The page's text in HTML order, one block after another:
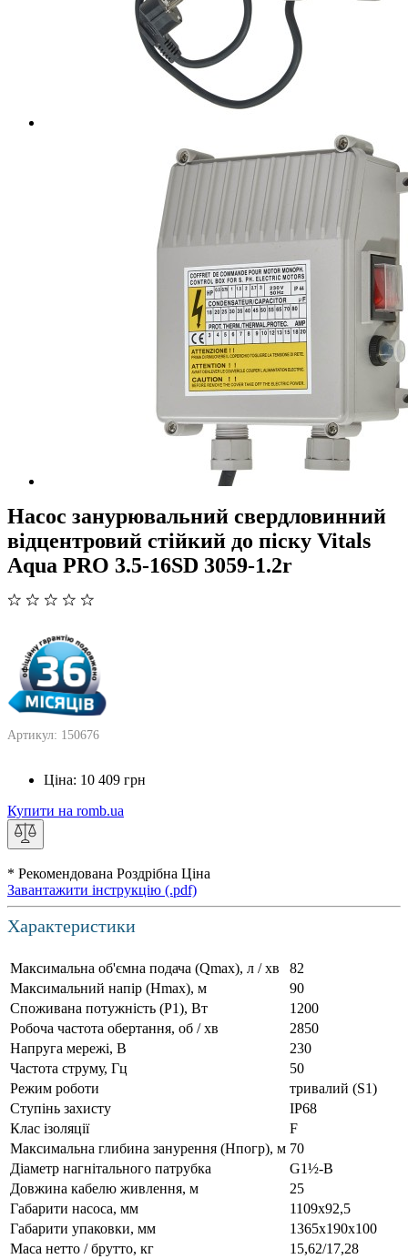
Насос занурювальний свердловинний
відцентровий стійкий до піску Vitals
Aqua PRO 3.5-16SD 3059-1.2r
Артикул: 150676
Ціна: 10 409 грн
Купити на romb.ua
* Рекомендована Роздрібна Ціна
Завантажити інструкцію (.pdf)
Характеристики
Максимальна об'ємна подача (Qmax), л / хв
82
Максимальний напір (Нmax), м
90
Споживана потужність (Р1), Вт
1200
Робоча частота обертання, об / хв
2850
Напруга мережі, В
230
Частота струму, Гц
50
Режим роботи
тривалий (S1)
Ступінь захисту
IP68
Клас ізоляції
F
Максимальна глибина занурення (Нпогр), м 70
Діаметр нагнітального патрубка
G1½-B
Довжина кабелю живлення, м
25
Габарити насоса, мм
1109х92,5
Габарити упаковки, мм
1365х190х100
Маса нетто / брутто, кг
15,62/17,28